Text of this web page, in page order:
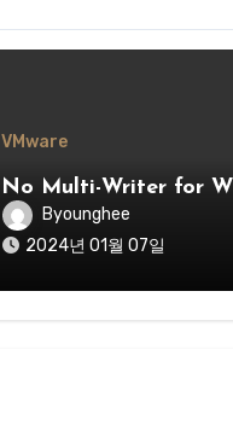
VMware
No Multi-Writer for
Byounghee
2024년 01월 07일